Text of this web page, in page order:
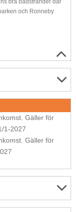
och Ronneby
Gäller för
1-2027
Gäller för